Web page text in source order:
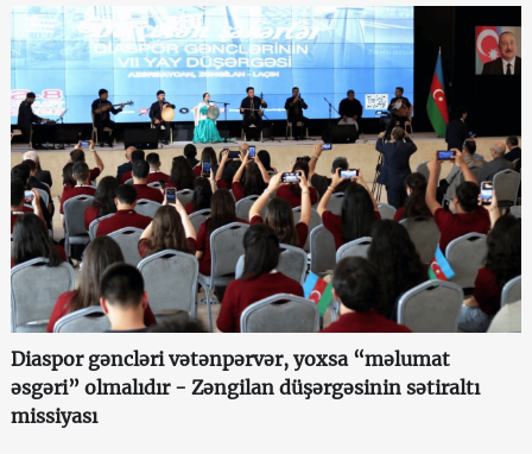
Diaspor gəncləri vətənpərvər, yoxsa “məlumat
əsgəri” olmalıdır - Zəngilan düşərgəsinin sətiraltı
missiyası